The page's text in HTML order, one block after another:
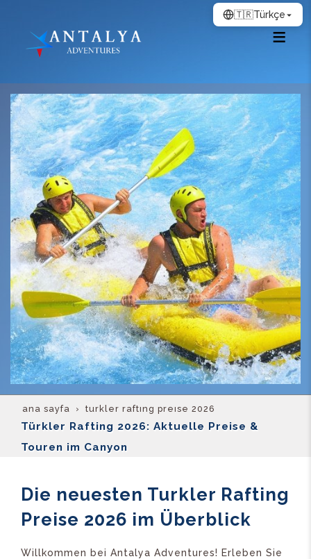
ana sayfa turkler rafting preise 2026
Türkler Rafting 2026: Aktuelle Preise &
Touren im Canyon
Die neuesten Turkler Rafting
Preise 2026 im Überblick
Willkommen bei Antalya Adventures! Erleben Sie
🇹🇷Türkçe